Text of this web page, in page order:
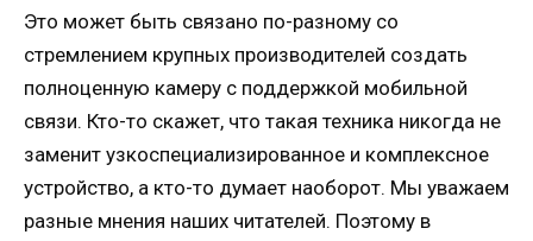
Это может быть связано по-разному со
стремлением крупных производителей создать
полноценную камеру с поддержкой мобильной
связи. Кто-то скажет, что такая техника никогда не
заменит узкоспециализированное и комплексное
устройство, а кто-то думает наоборот. Мы уважаем
разные мнения наших читателей. Поэтому в